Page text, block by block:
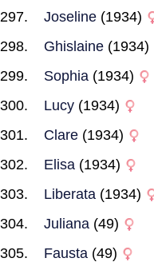
Joseline (1934)
Ghislaine (1934)
Sophia (1934)
Lucy (1934)
Clare (1934)
Elisa (1934)
Liberata (1934)
Juliana (49)
Fausta (49)